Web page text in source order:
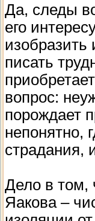
Да, следы
его
изобразить
писать
вопрос:
порождает
непонятно,
страдания,
Дело в том,
Яакова –